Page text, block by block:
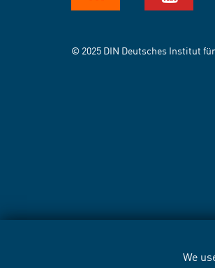
We
© 2025 DIN Deutsches Institut